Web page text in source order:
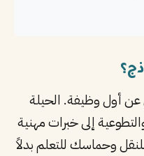
عن أول وظيفة. الحيلة
إلى خبرات مهنية
وحماسك للتعلم بدلاً